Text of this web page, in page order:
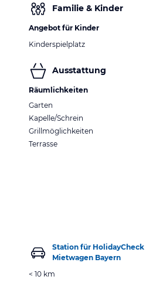
Familie & Kinder
Angebot für Kinder
Kinderspielplatz
Ausstattung
Räumlichkeiten
Garten
Kapelle/Schrein
Grillmöglichkeiten
Terrasse
Station für HolidayCheck
Mietwagen Bayern
< 10 km